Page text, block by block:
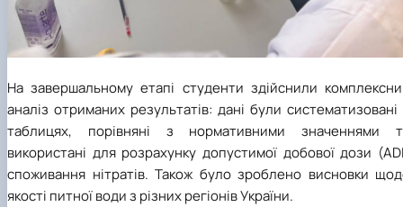
На завершальному етапі студенти здійснили
аналіз отриманих результатів: дані були систематизовані
таблицях, порівняні з нормативними значеннями
використані для розрахунку допустимої добової дози
споживання нітратів. Також було зроблено висновки
якості питної води з різних регіонів України.